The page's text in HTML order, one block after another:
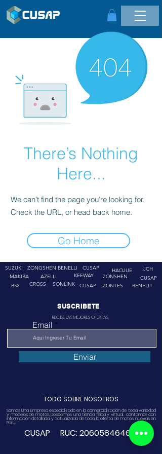
There’s Nothing
Here...
We can’t find the page you’re looking for.
Check the URL, or head back home.
Go Home
SUZUKI
ZONGSHEN
MAKIBA
AZELLI
BENELLI
CUSAP
KEEWAY
B52
CROSS SONLINK CUSAP
HAOJUE
JCH
ZONSHEN
ZONTES
CUSAP
BENELLI
SUSCRIBETE
RECIBE LAS MEJORES OFERTAS
Email
Enviar
TODO SOBRE NOSOTROS
Somos Una Empresa especializado en la comercialización de toda variedad
y modelos de motos, poseemos una tienda física y virtual. contamos con
información detallada y actualizada de toda la oferta de motos nuevas en
Perú.
CUSAP RUC:20605846468